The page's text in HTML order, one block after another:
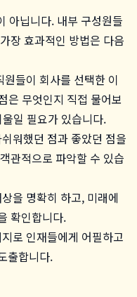
아닙니다. 내부 구성원들
장 효과적인 방법은 다음
원들이 회사를 선택한 이
은 무엇인지 직접 물어보
일 필요가 있습니다.
워했던 점과 좋았던 점을
관적으로 파악할 수 있습
을 명확히 하고, 미래에
확인합니다.
로 인재들에게 어필하고
출합니다.